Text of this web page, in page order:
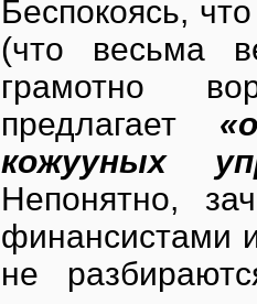
Беспокоясь,
(что весьма
грамотно
предлагает
кожууных
Непонятно,
финансистами
не